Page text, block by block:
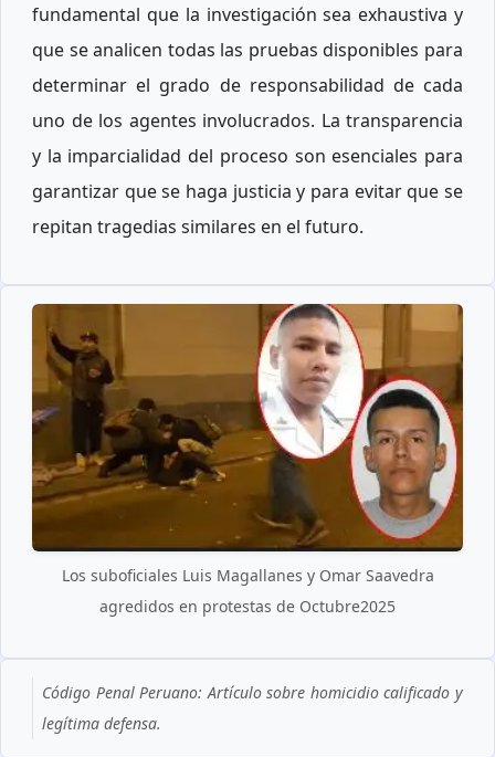
fundamental que la investigación sea exhaustiva y
que se analicen todas las pruebas disponibles para
determinar el grado de responsabilidad de cada
uno de los agentes involucrados. La transparencia
y la imparcialidad del proceso son esenciales para
garantizar que se haga justicia y para evitar que se
repitan tragedias similares en el futuro.
Los suboficiales Luis Magallanes y Omar Saavedra
agredidos en protestas de Octubre2025
Código Penal Peruano: Artículo sobre homicidio calificado y
legítima defensa.